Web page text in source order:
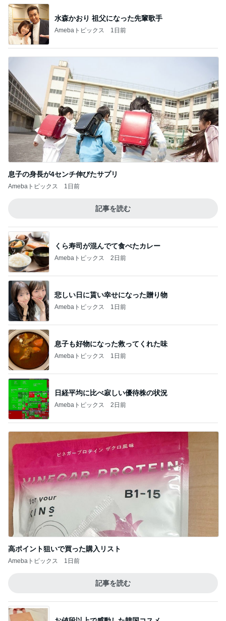
水森かおり 祖父になった先輩歌手
Amebaトピックス 1日前
息子の身長が4センチ伸びたサプリ
Amebaトピックス 1日前
記事を読む
くら寿司が混んでて食べたカレー
Amebaトピックス 2日前
悲しい日に貰い幸せになった贈り物
Amebaトピックス 1日前
息子も好物になった救ってくれた味
Amebaトピックス 1日前
日経平均に比べ寂しい優待株の状況
Amebaトピックス 2日前
高ポイント狙いで買った購入リスト
Amebaトピックス 1日前
記事を読む